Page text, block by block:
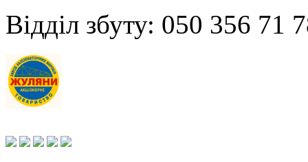
Відділ збуту: 050 356 71